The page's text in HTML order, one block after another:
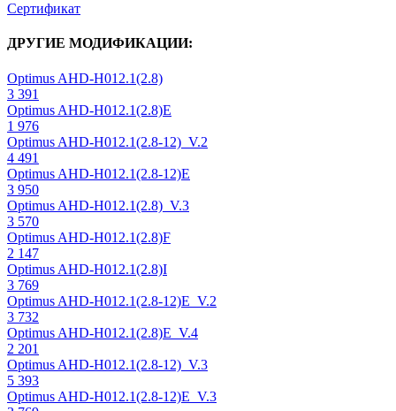
Сертификат
ДРУГИЕ МОДИФИКАЦИИ:
Optimus AHD-H012.1(2.8)
3 391
Optimus AHD-H012.1(2.8)E
1 976
Optimus AHD-H012.1(2.8-12)_V.2
4 491
Optimus AHD-H012.1(2.8-12)E
3 950
Optimus AHD-H012.1(2.8)_V.3
3 570
Optimus AHD-H012.1(2.8)F
2 147
Optimus AHD-H012.1(2.8)I
3 769
Optimus AHD-H012.1(2.8-12)E_V.2
3 732
Optimus AHD-H012.1(2.8)E_V.4
2 201
Optimus AHD-H012.1(2.8-12)_V.3
5 393
Optimus AHD-H012.1(2.8-12)E_V.3